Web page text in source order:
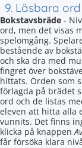
9. Läsbara
Bokstavsbräde -
ord, men det visas
spelomgång.
bestående av
och ska dra med
fingret över
hittats. Orden som
förlagda på brädet
ord och de listas
eleven att hitta alla
vunnits. Det finns
klicka på knappen
får försöka klara